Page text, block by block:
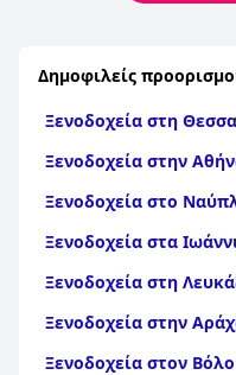
Δημοφιλείς
Ξενοδοχεία στη
Ξενοδοχεία στην
Ξενοδοχεία στο
Ξενοδοχεία στα
Ξενοδοχεία στη
Ξενοδοχεία στην
Ξενοδοχεία στον Βόλο